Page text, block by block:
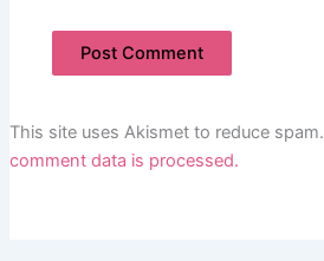
This site uses Akismet to reduce spam.
comment data is processed.